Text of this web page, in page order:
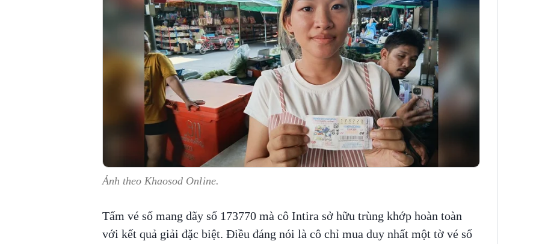
Ảnh theo Khaosod Online.
Tấm vé số mang dãy số 173770 mà cô Intira sở hữu trùng khớp hoàn toàn
với kết quả giải đặc biệt. Điều đáng nói là cô chỉ mua duy nhất một tờ vé số